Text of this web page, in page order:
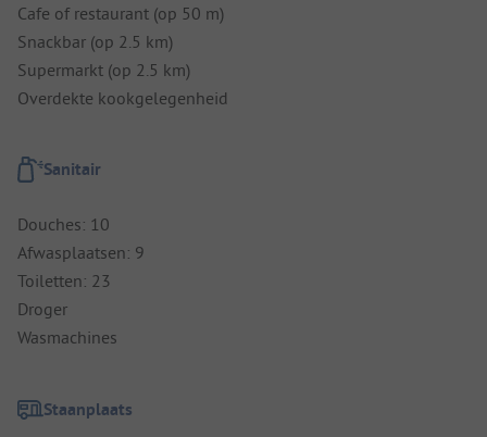
Cafe of restaurant (op 50 m)
Snackbar (op 2.5 km)
Supermarkt (op 2.5 km)
Overdekte kookgelegenheid
Sanitair
Douches: 10
Afwasplaatsen: 9
Toiletten: 23
Droger
Wasmachines
Staanplaats